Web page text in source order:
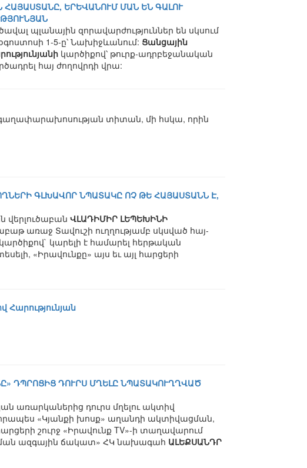
ԵՐԵՎԱՆՈՒՄ ՄԱՆ ԵՆ ԳԱԼՈՒ
պլանային զորավարժություններ են սկսում
1-5-ը՝ Նախիջևանում: Ցանցային
կարծիքով՝ թուրք-ադրբեջանական
հայ ժողովրդի վրա:
տիտան, մի հսկա, որին
ԳԼԽԱՎՈՐ ՆՊԱՏԱԿԸ ՈՉ ԹԵ ՀԱՅԱՍՏԱՆՆ Է,
վերլուծաբան ՎԼԱԴԻՄԻՐ ԼԵՊԵԽԻՆԻ
առաջ Տավուշի ուղղությամբ սկսված հայ-
կարելի է համարել հերթական
«Իրավունքը» այս եւ այլ հարցերի
ԴՊՐՈՑԻՑ ԴՈՒՐՍ ՄՂԵԼԸ ՆՊԱՏԱԿՈՒՂՂՎԱԾ
առարկաներից դուրս մղելու ակտիվ
«Կյանքի խոսք» աղանդի ակտիվացման,
շուրջ «Իրավունք TV»-ի տաղավարում
ազգային ճակատ» ՀԿ նախագահ ԱԼԵՔՍԱՆԴՐ